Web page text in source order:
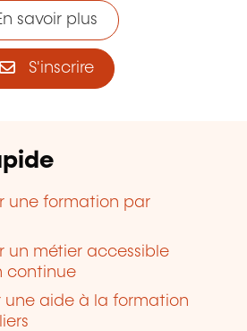
savoir plus
S'inscrire
une formation par
un métier accessible
continue
une aide à la formation